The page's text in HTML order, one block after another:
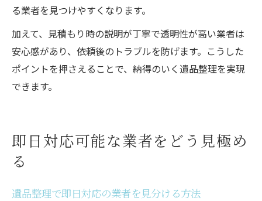
る業者を見つけやすくなります。
加えて、見積もり時の説明が丁寧で透明性が高い業者は
安心感があり、依頼後のトラブルを防げます。こうした
ポイントを押さえることで、納得のいく遺品整理を実現
できます。
即日対応可能な業者をどう見極め
る
遺品整理で即日対応の業者を見分ける方法